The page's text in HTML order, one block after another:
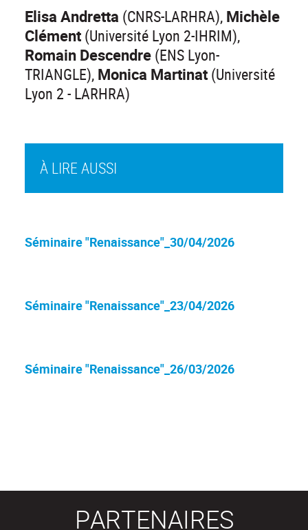
À LIRE AUSSI
Séminaire "Renaissance"_30/04/2026
Séminaire "Renaissance"_23/04/2026
Séminaire "Renaissance"_26/03/2026
Elisa Andretta (CNRS-LARHRA), Michèle
Clément (Université Lyon 2-IHRIM),
Romain Descendre (ENS Lyon-
TRIANGLE), Monica Martinat (Université
Lyon 2 - LARHRA)
PARTENAIRES